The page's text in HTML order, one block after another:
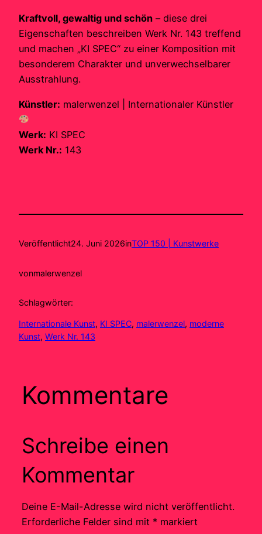
Kraftvoll, gewaltig und schön – diese drei
Eigenschaften beschreiben Werk Nr. 143 treffend
und machen „KI SPEC“ zu einer Komposition mit
besonderem Charakter und unverwechselbarer
Ausstrahlung.
Künstler: malerwenzel | Internationaler Künstler
Werk: KI SPEC
Werk Nr.: 143
Veröffentlicht24. Juni 2026inTOP 150 | Kunstwerke
vonmalerwenzel
Schlagwörter:
Internationale Kunst, KI SPEC, malerwenzel, moderne
Kunst, Werk Nr. 143
Kommentare
Schreibe einen
Kommentar
Deine E-Mail-Adresse wird nicht veröffentlicht.
Erforderliche Felder sind mit * markiert